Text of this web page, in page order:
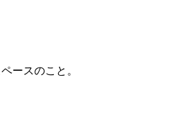
ースのこと。